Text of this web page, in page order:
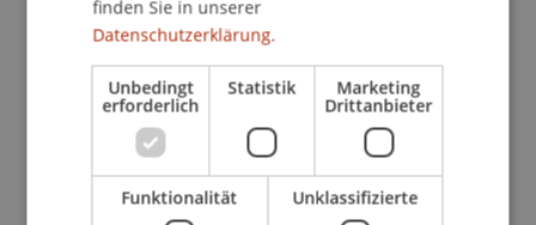
Das nötige Wissen und Verständnis, um diese
Fragestellungen zu bewerkstelligen, soll der
Intensivkurs «Fondsrecht», der gleichzeitig das
Modul 5 des «Executive Master of Laws (LL.M.) im
Bank- und Finanzmarktrecht» darstellt,
vermitteln. Dabei stehen das UCITSG und das
AIFMG im Mittelpunkt, wobei ein Augenmerk auf
finden Sie in unserer
Datenschutzerklärung.
Unbedingt
erforderlich
Statistik Marketing
Drittanbieter
Funktionalität Unklassifizierte